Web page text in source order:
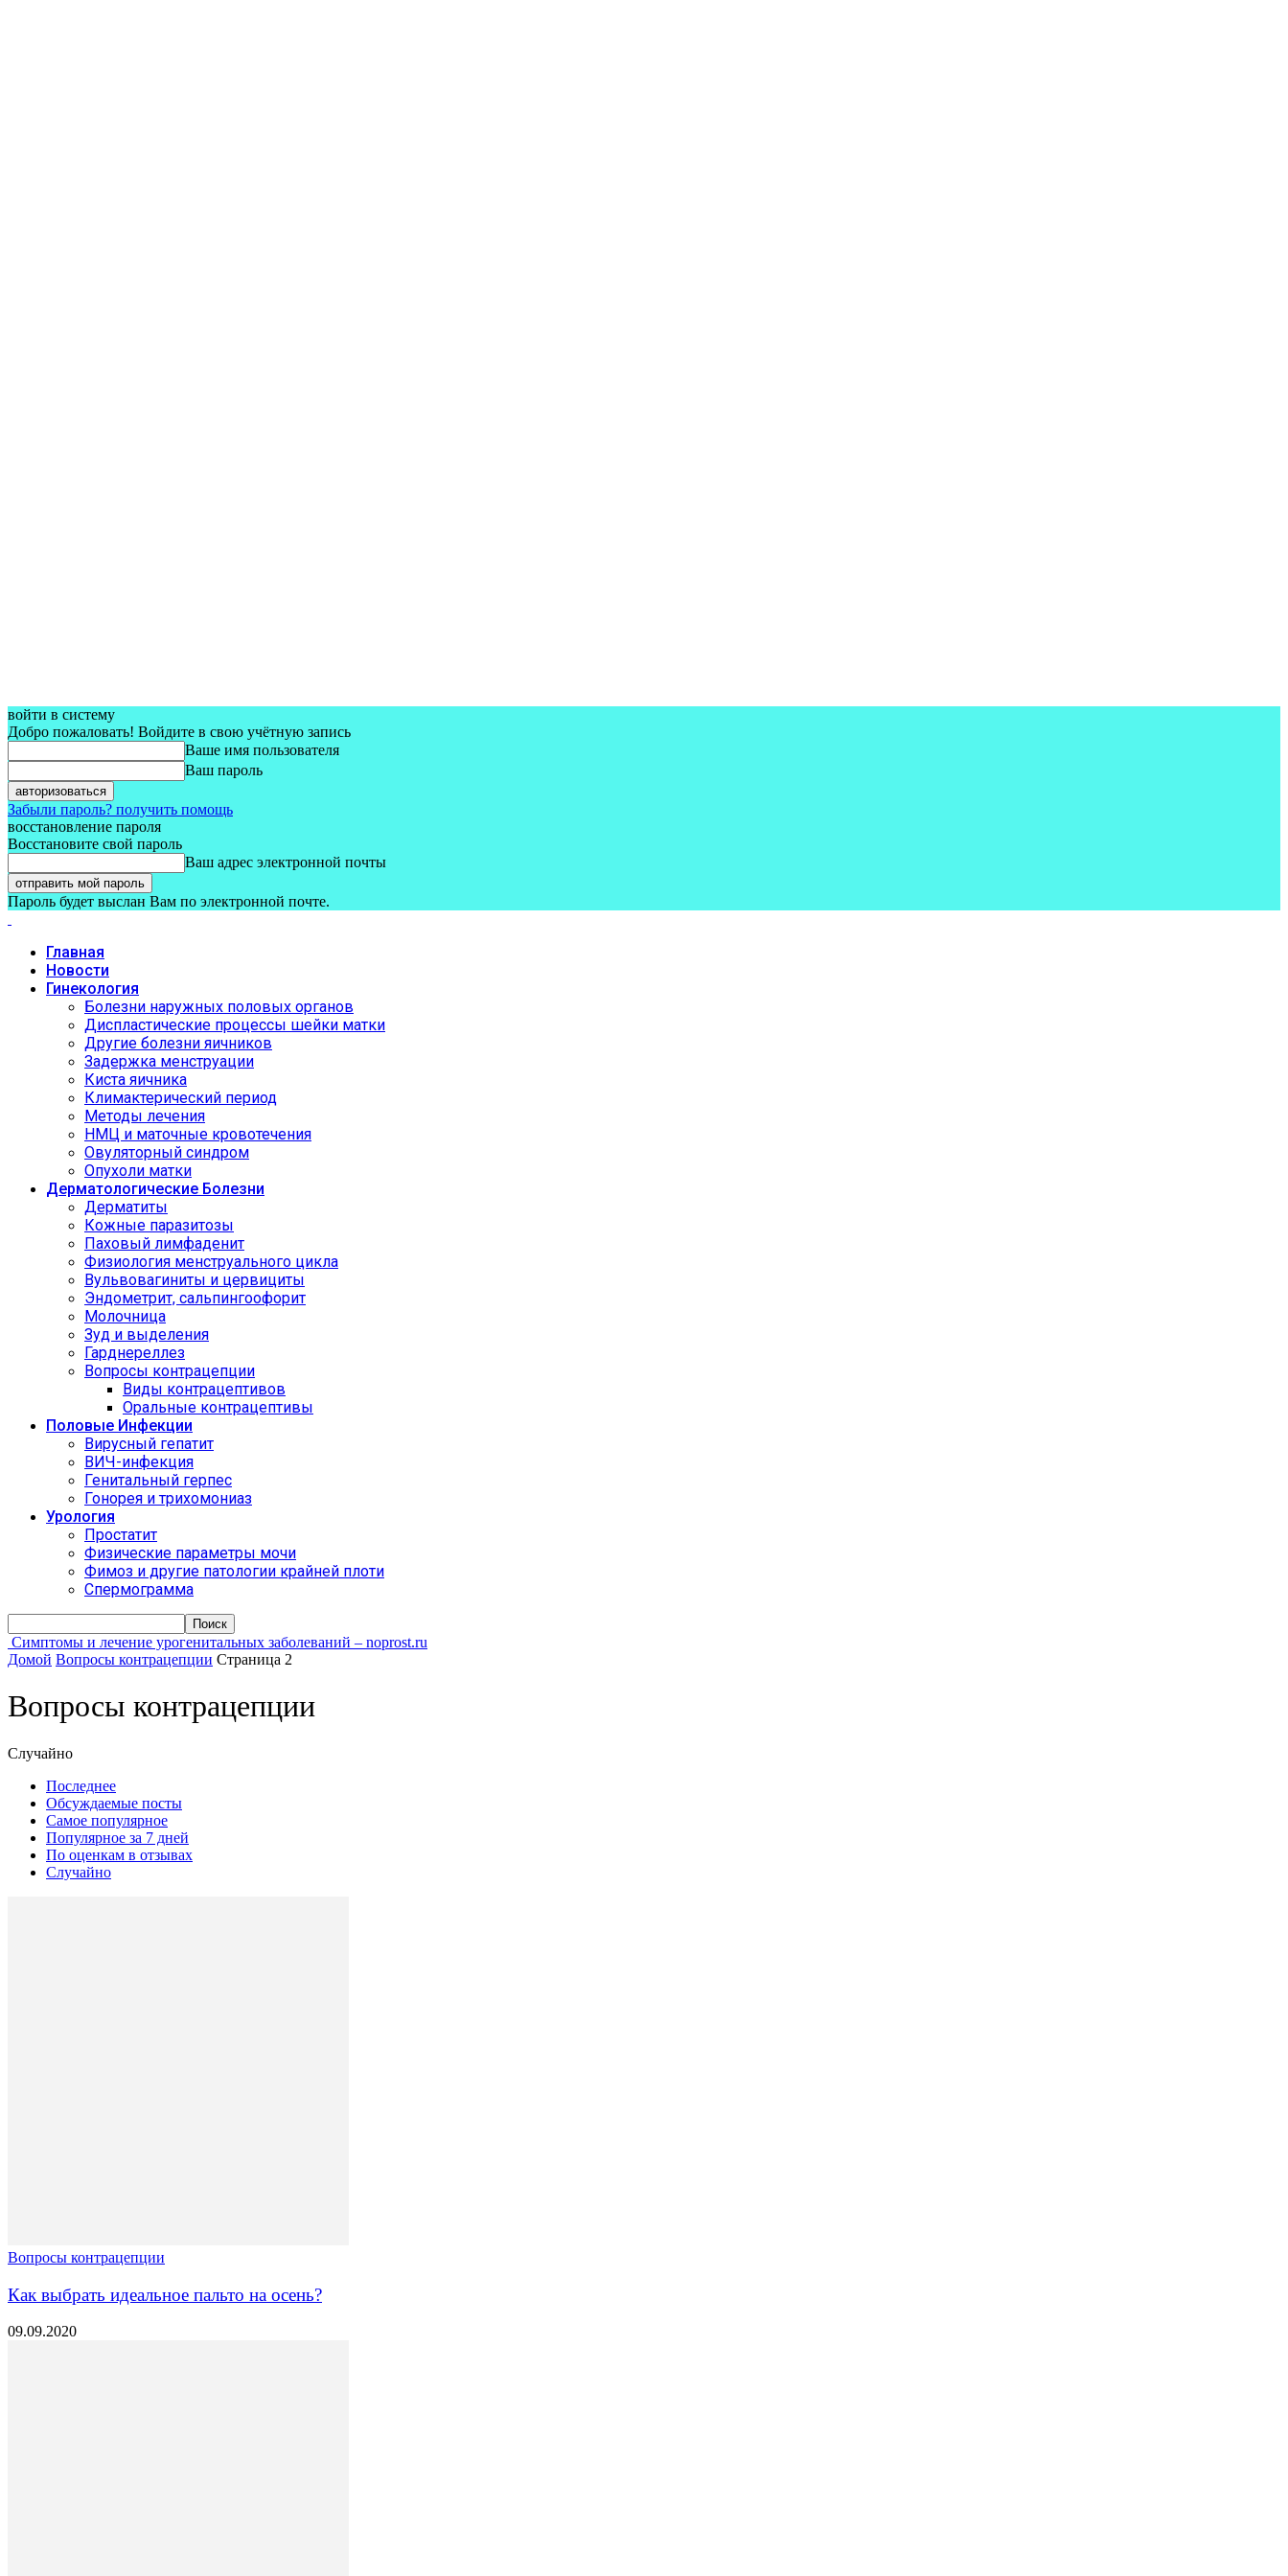
войти в систему
Добро пожаловать! Войдите в свою учётную запись
Ваше имя пользователя
Ваш пароль
Забыли пароль? получить помощь
восстановление пароля
Восстановите свой пароль
Ваш адрес электронной почты
Пароль будет выслан Вам по электронной почте.
Главная
Новости
Гинекология
Болезни наружных половых органов
Диспластические процессы шейки матки
Другие болезни яичников
Задержка менструации
Киста яичника
Климактерический период
Методы лечения
НМЦ и маточные кровотечения
Овуляторный синдром
Опухоли матки
Дерматологические Болезни
Дерматиты
Кожные паразитозы
Паховый лимфаденит
Физиология менструального цикла
Вульвовагиниты и цервициты
Эндометрит, сальпингоофорит
Молочница
Зуд и выделения
Гарднереллез
Вопросы контрацепции
Виды контрацептивов
Оральные контрацептивы
Половые Инфекции
Вирусный гепатит
ВИЧ-инфекция
Генитальный герпес
Гонорея и трихомониаз
Урология
Простатит
Физические параметры мочи
Фимоз и другие патологии крайней плоти
Спермограмма
Симптомы и лечение урогенитальных заболеваний – noprost.ru
Домой Вопросы контрацепции Страница 2
Вопросы контрацепции
Случайно
Последнее
Обсуждаемые посты
Самое популярное
Популярное за 7 дней
По оценкам в отзывах
Случайно
Вопросы контрацепции
Как выбрать идеальное пальто на осень?
09.09.2020